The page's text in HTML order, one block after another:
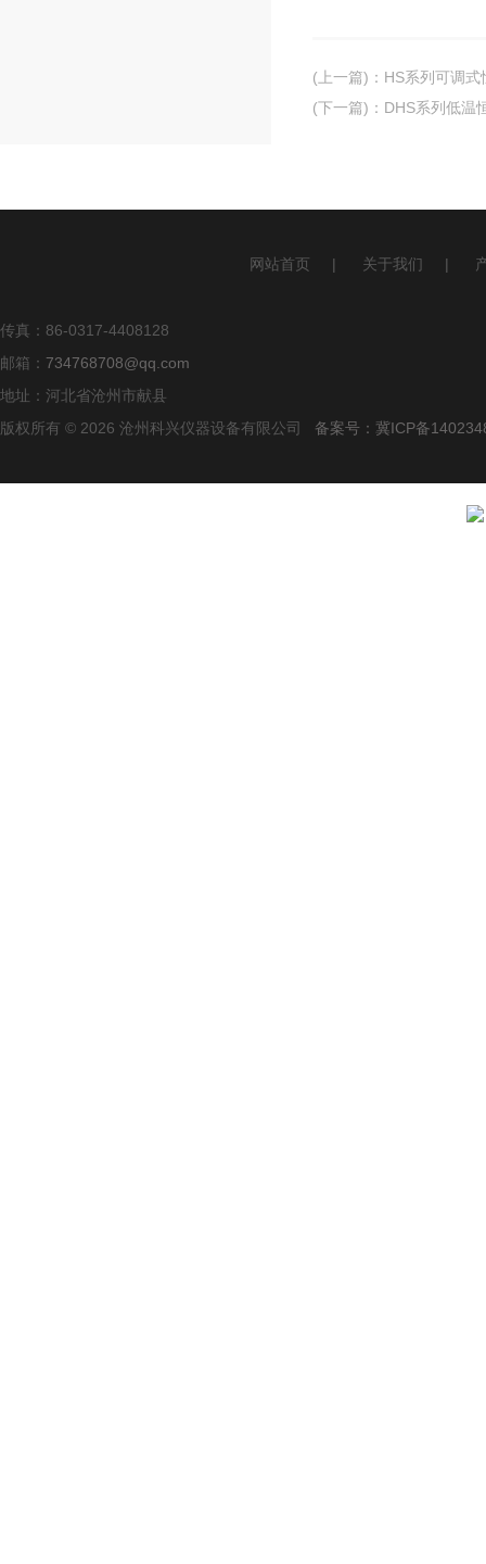
(上一篇) ： HS系列可调
(下一篇) ： DHS系列低温
网站首页 | 关于我们 |
传真：86-0317-4408128
邮箱： 734768708@qq.com
地址：河北省沧州市献县
版权所有 © 2026 沧州科兴仪器设备有限公司 备案号：冀ICP备